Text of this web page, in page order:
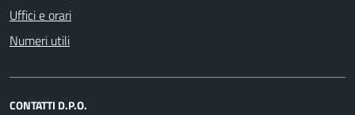
Uffici e orari
Numeri utili
CONTATTI D.P.O.